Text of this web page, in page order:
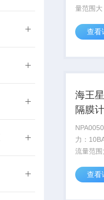
量范围
处理挥
查看
海王
隔膜
NPA0050 流量：45L/H
力：
流量范
316SS
查看